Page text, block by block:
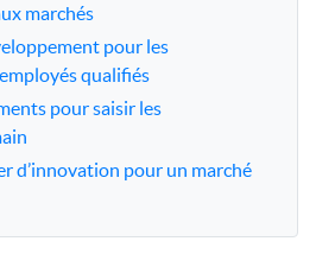
marchés
pour les
qualifiés
pour saisir les
d’innovation pour un marché